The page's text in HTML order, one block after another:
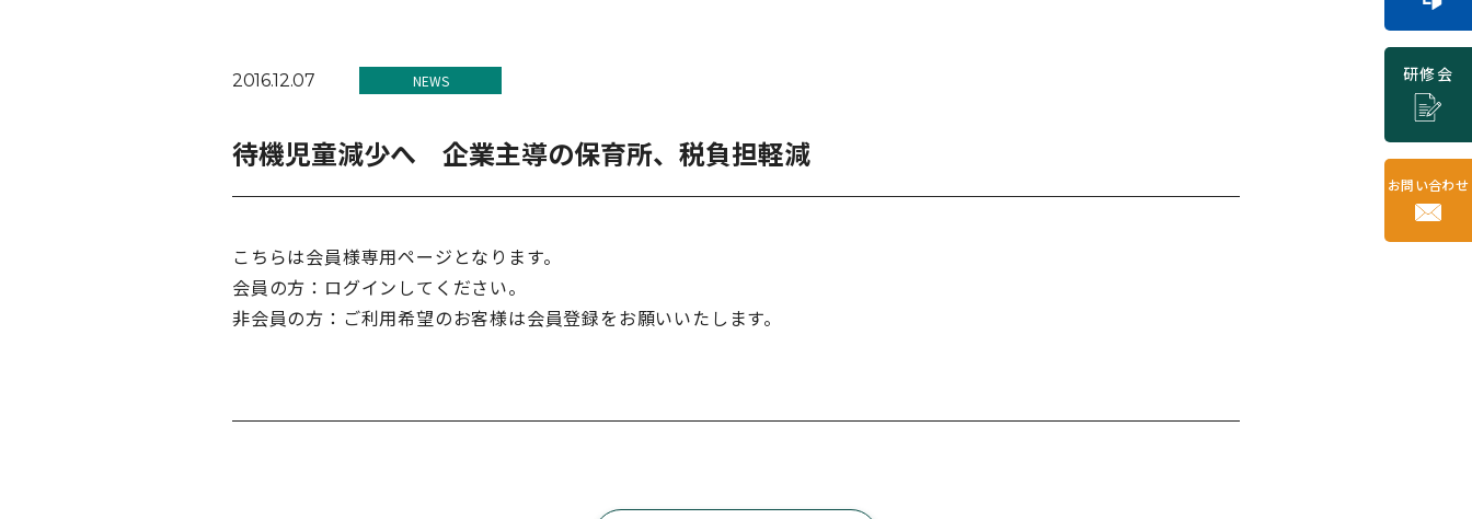
研修会
お問い合わせ
2016.12.07 NEWS
待機児童減少へ 企業主導の保育所、税負担軽減
こちらは会員様専用ページとなります。
会員の方：ログインしてください。
非会員の方：ご利用希望のお客様は会員登録をお願いいたします。